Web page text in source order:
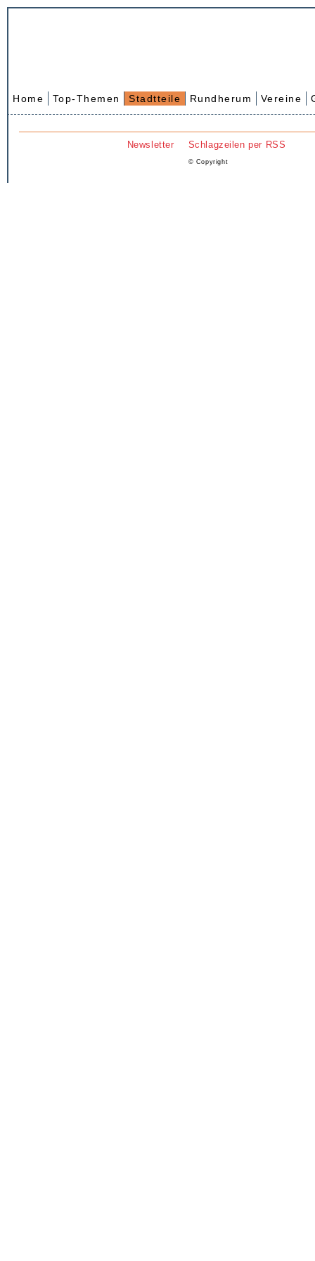
Home Top-Themen Stadtteile Rundherum Vereine
Newsletter Schlagzeilen per RSS
© Copyright